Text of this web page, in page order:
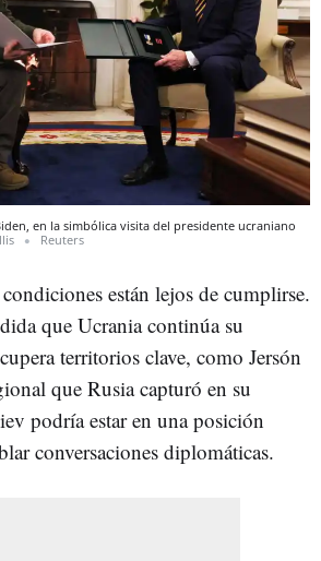
en la simbólica visita del presidente ucraniano
Reuters
están lejos de cumplirse.
que Ucrania continúa su
territorios clave, como Jersón
que Rusia capturó en su
podría estar en una posición
conversaciones diplomáticas.